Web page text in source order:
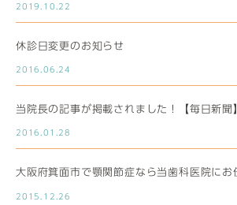
2019.10.22
休診日変更のお知らせ
2016.06.24
当院長の記事が掲載されました！【毎日新聞
2016.01.28
大阪府箕面市で顎関節症なら当歯科医院にお
2015.12.26